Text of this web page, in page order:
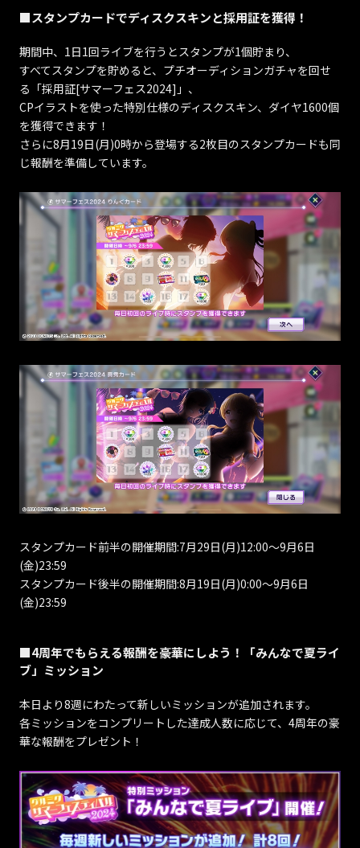
■スタンプカードでディスクスキンと採用証を獲得！
期間中、1日1回ライブを行うとスタンプが1個貯まり、
すべてスタンプを貯めると、プチオーディションガチャを回せ
る「採用証[サマーフェス2024]」、
CPイラストを使った特別仕様のディスクスキン、ダイヤ1600個
を獲得できます！
さらに8月19日(月)0時から登場する2枚目のスタンプカードも同
じ報酬を準備しています。
スタンプカード前半の開催期間:7月29日(月)12:00～9月6日
(金)23:59
スタンプカード後半の開催期間:8月19日(月)0:00～9月6日
(金)23:59
■4周年でもらえる報酬を豪華にしよう！「みんなで夏ライ
ブ」ミッション
本日より8週にわたって新しいミッションが追加されます。
各ミッションをコンプリートした達成人数に応じて、4周年の豪
華な報酬をプレゼント！